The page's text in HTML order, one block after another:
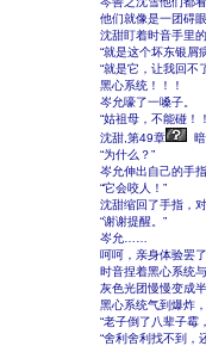
他们就像是一团碍
沈甜盯着时音手里
“就是这个坏东银屑
“就是它，让我回不
黑心系统！！！
岑允嚎了一嗓子。
“姑祖母，不能碰！
沈甜,第49章
“为什么？”
岑允伸出自己的手
“它会咬人！”
沈甜缩回了手指，
“谢谢提醒。”
岑允……
呵呵，亲身体验罢
时音捏着黑心系统
灰色光团慢慢变成
黑心系统气到爆炸
“老子倒了八辈子霉
“舍利舍利找不到，